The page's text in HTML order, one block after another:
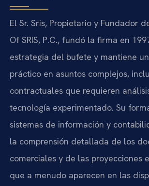
El Sr. Sris, Propietario y Fundador
Of SRIS, P.C., fundó la firma en
estrategia del bufete y mantiene
práctico en asuntos complejos,
contractuales que requieren
tecnología experimentado. Su
sistemas de información y
la comprensión detallada de los
comerciales y de las proyecciones
que a menudo aparecen en las